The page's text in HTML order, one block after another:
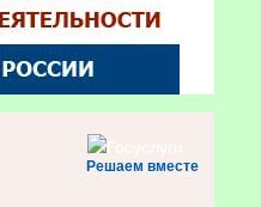
Решаем вместе